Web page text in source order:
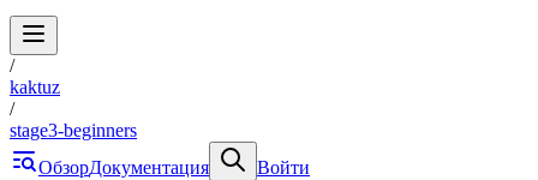
/
kaktuz
/
stage3-beginners
ОбзорДокументация
Войти